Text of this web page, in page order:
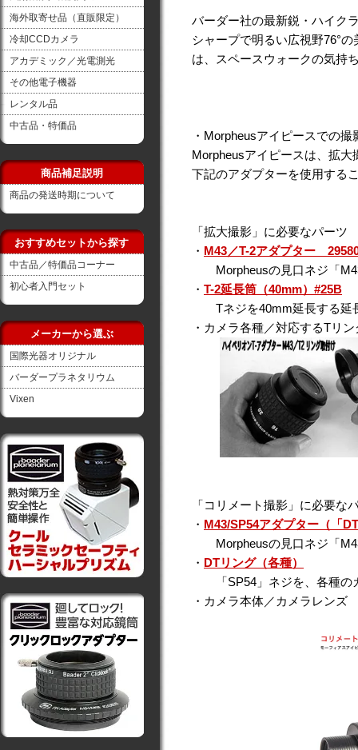
海外取寄せ品（直販限定）
冷却CCDカメラ
アカデミック／光電測光
その他電子機器
レンタル品
中古品・特価品
商品補足説明
商品の発送時期について
おすすめセットから探す
中古品／特価品コーナー
初心者入門セット
メーカーから選ぶ
国際光器オリジナル
バーダープラネタリウム
Vixen
バーダー社の最新鋭・ハイク
シャープで明るい広視野76°
は、スペースウォークの気持
・Morpheusアイピースでの撮
Morpheusアイピースは、拡
下記のアダプターを使用する
「拡大撮影」に必要なパーツ
・ M43／T-2アダプター
Morpheusの見口ネジ「
・ T-2延長筒（40mm）#25B
Tネジを40mm延長する延
・カメラ各種／対応するTリン
「コリメート撮影」に必要な
・ M43/SP54アダプター（「
Morpheusの見口ネジ「
・ DTリング（各種）
「SP54」ネジを、各種の
・カメラ本体／カメラレンズ